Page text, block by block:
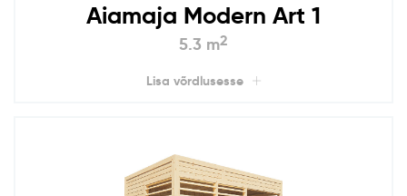
Aiamaja Modern Art 1
5.3 m2
Lisa võrdlusesse